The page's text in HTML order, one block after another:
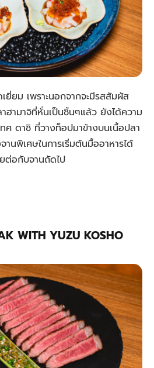
ยม เพราะนอกจากจะมีรสสัมผัส
ฮามาจิที่หั่นเป็นชิ้นๆแล้ว ยังได้ความ
ศ ดาชิ ที่วางท็อปมาข้างบนเนื้อปลา
นพิเศษในการเริ่มต้นมื้ออาหารได้
ต่อกับจานถัดไป
WITH YUZU KOSHO